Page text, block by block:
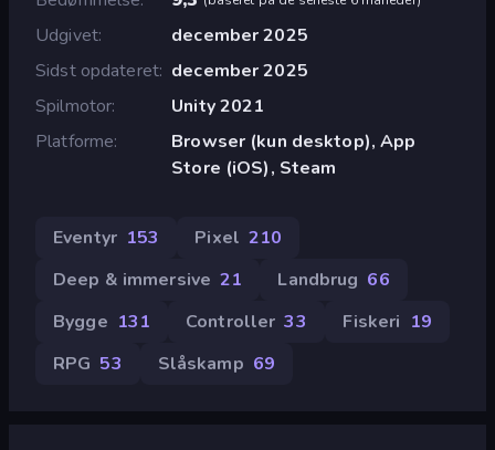
Udgivet
december 2025
Sidst opdateret december 2025
Spilmotor
Unity 2021
Platforme
Browser (kun desktop), App
Store (iOS), Steam
Eventyr 153 Pixel 210
Deep & immersive 21 Landbrug 66
Bygge 131 Controller 33 Fiskeri 19
RPG 53 Slåskamp 69